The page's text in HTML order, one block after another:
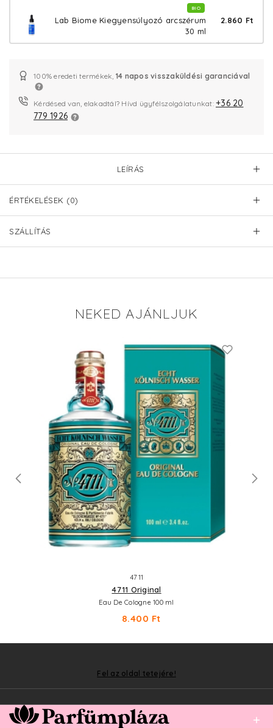
BIO
Lab Biome Kiegyensúlyozó arcszérum
30 ml
2.860 Ft
100% eredeti termékek, 14 napos visszaküldési garanciával
Kérdésed van, elakadtál? Hívd ügyfélszolgálatunkat: +36 20
779 1926
LEÍRÁS
ÉRTÉKELÉSEK (0)
SZÁLLÍTÁS
NEKED AJÁNLJUK
4711
4711 Original
Eau De Cologne 100 ml
8.400 Ft
Fel az oldal tetejére!